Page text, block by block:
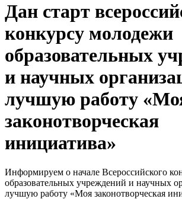
Дан старт
конкурсу молодежи
образовательных
и научных
лучшую работу
законотворческая
инициатива»
Информируем о начале Всероссийского
образовательных учреждений и научных
лучшую работу «Моя законотворческая